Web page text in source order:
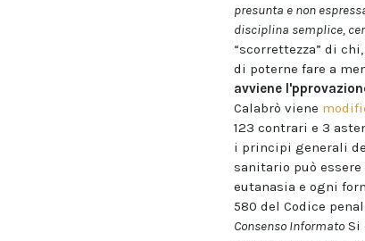
presunta e non
disciplina semplice,
“scorrettezza” di
di poterne fare a
avviene
Calabrò viene
123 contrari e 3
i principi generali
sanitario può
eutanasia e ogni
580 del Codice
Consenso InformatoSi